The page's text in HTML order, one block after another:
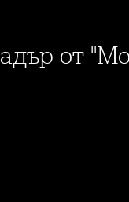
Кадър от